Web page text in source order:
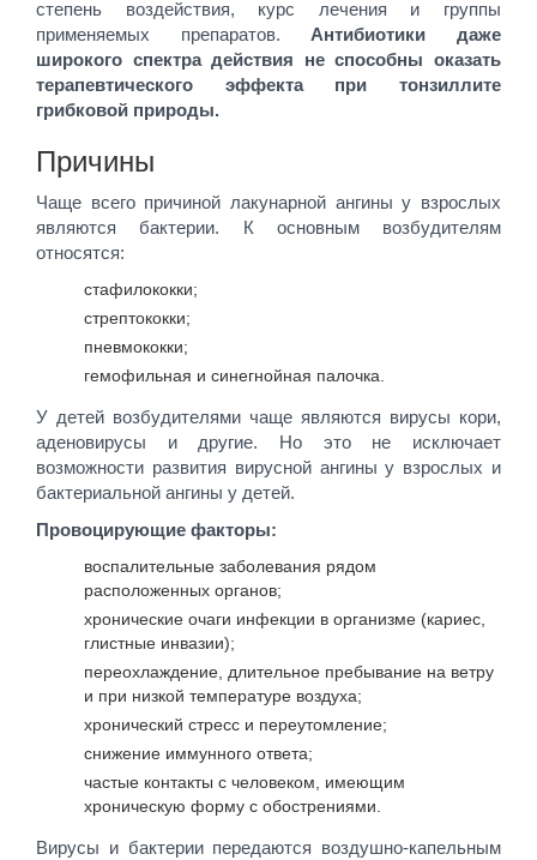
степень воздействия, курс лечения и группы
применяемых препаратов. Антибиотики даже
широкого спектра действия не способны оказать
терапевтического эффекта при тонзиллите
грибковой природы.
Причины
Чаще всего причиной лакунарной ангины у взрослых
являются бактерии. К основным возбудителям
относятся:
стафилококки;
стрептококки;
пневмококки;
гемофильная и синегнойная палочка.
У детей возбудителями чаще являются вирусы кори,
аденовирусы и другие. Но это не исключает
возможности развития вирусной ангины у взрослых и
бактериальной ангины у детей.
Провоцирующие факторы:
воспалительные заболевания рядом
расположенных органов;
хронические очаги инфекции в организме (кариес,
глистные инвазии);
переохлаждение, длительное пребывание на ветру
и при низкой температуре воздуха;
хронический стресс и переутомление;
снижение иммунного ответа;
частые контакты с человеком, имеющим
хроническую форму с обострениями.
Вирусы и бактерии передаются воздушно-капельным